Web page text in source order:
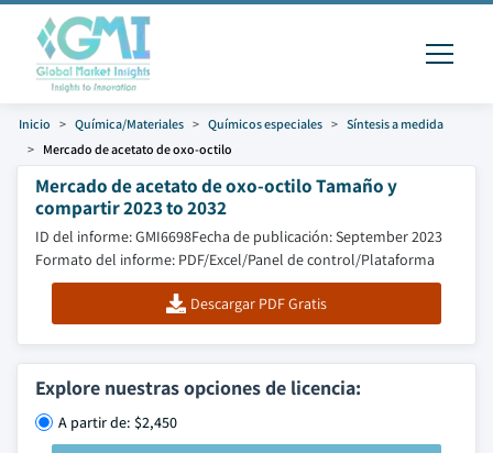
Inicio Química/Materiales Químicos especiales
Síntesis a medida
Mercado de acetato de oxo-octilo
Mercado de acetato de oxo-octilo Tamaño y
compartir 2023 to 2032
ID del informe: GMI6698Fecha de publicación: September 2023
Formato del informe: PDF/Excel/Panel de control/Plataforma
Descargar PDF Gratis
Explore nuestras opciones de licencia:
A partir de: $2,450